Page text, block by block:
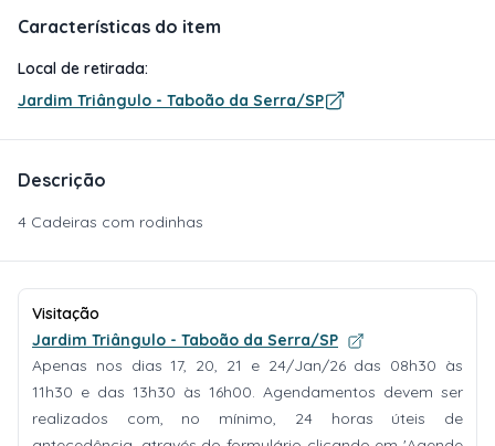
Características do item
Local de retirada:
Jardim Triângulo - Taboão da Serra/SP
Descrição
4 Cadeiras com rodinhas
Visitação
Jardim Triângulo - Taboão da Serra/SP
Apenas nos dias 17, 20, 21 e 24/Jan/26 das 08h30 às
11h30 e das 13h30 às 16h00. Agendamentos devem ser
realizados com, no mínimo, 24 horas úteis de